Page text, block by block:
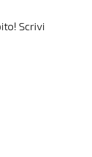
Scrivi